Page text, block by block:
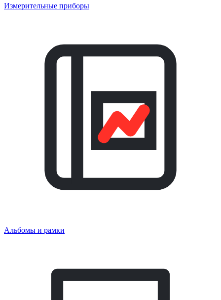
Измерительные приборы
Альбомы и рамки